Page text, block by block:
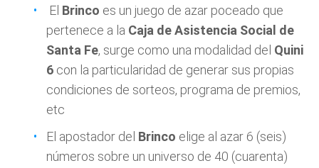
El Brinco es un juego de azar poceado que
pertenece a la Caja de Asistencia Social de
Santa Fe, surge como una modalidad del Quini
6 con la particularidad de generar sus propias
condiciones de sorteos, programa de premios,
etc
El apostador del Brinco elige al azar 6 (seis)
números sobre un universo de 40 (cuarenta)